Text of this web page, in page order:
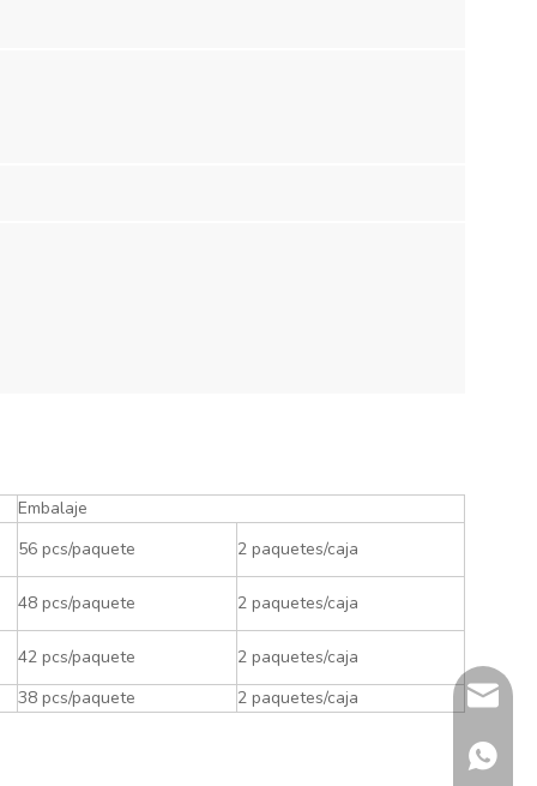
Embalaje
56 pcs/paquete 2 paquetes/caja
48 pcs/paquete 2 paquetes/caja
42 pcs/paquete
2 paquetes/caja
38 pcs/paquete 2 paquetes/caja
+86